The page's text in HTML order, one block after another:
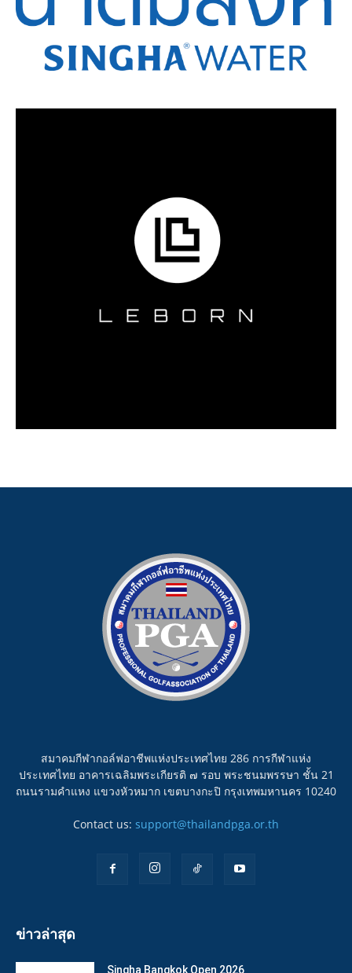
สมาคมกีฬากอล์ฟอาชีพแห่งประเทศไทย 286 การกีฬาแห่ง
ประเทศไทย อาคารเฉลิมพระเกียรติ ๗ รอบ พระชนมพรรษา ชั้น 21
ถนนรามคำแหง แขวงหัวหมาก เขตบางกะปิ กรุงเทพมหานคร 10240
Contact us: support@thailandpga.or.th
ข่าวล่าสุด
Singha Bangkok Open 2026